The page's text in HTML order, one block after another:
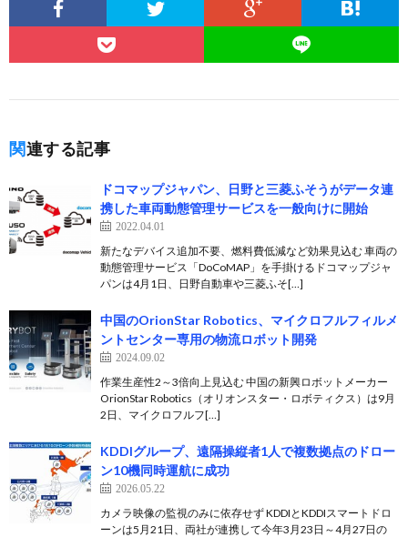
関連する記事
ドコマップジャパン、日野と三菱ふそうがデータ連
携した車両動態管理サービスを一般向けに開始
2022.04.01
新たなデバイス追加不要、燃料費低減など効果見込む 車両の
動態管理サービス「DoCoMAP」を手掛けるドコマップジャ
パンは4月1日、日野自動車や三菱ふそ[…]
中国のOrionStar Robotics、マイクロフルフィルメ
ントセンター専用の物流ロボット開発
2024.09.02
作業生産性2～3倍向上見込む 中国の新興ロボットメーカー
OrionStar Robotics（オリオンスター・ロボティクス）は9月
2日、マイクロフルフ[…]
KDDIグループ、遠隔操縦者1人で複数拠点のドロー
ン10機同時運航に成功
2026.05.22
カメラ映像の監視のみに依存せず KDDIとKDDIスマートドロ
ーンは5月21日、両社が連携して今年3月23日～4月27日の